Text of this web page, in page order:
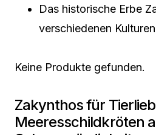
Das historische Erbe
verschiedenen
Keine Produkte gefunden.
Zakynthos für
Meeresschildkröten